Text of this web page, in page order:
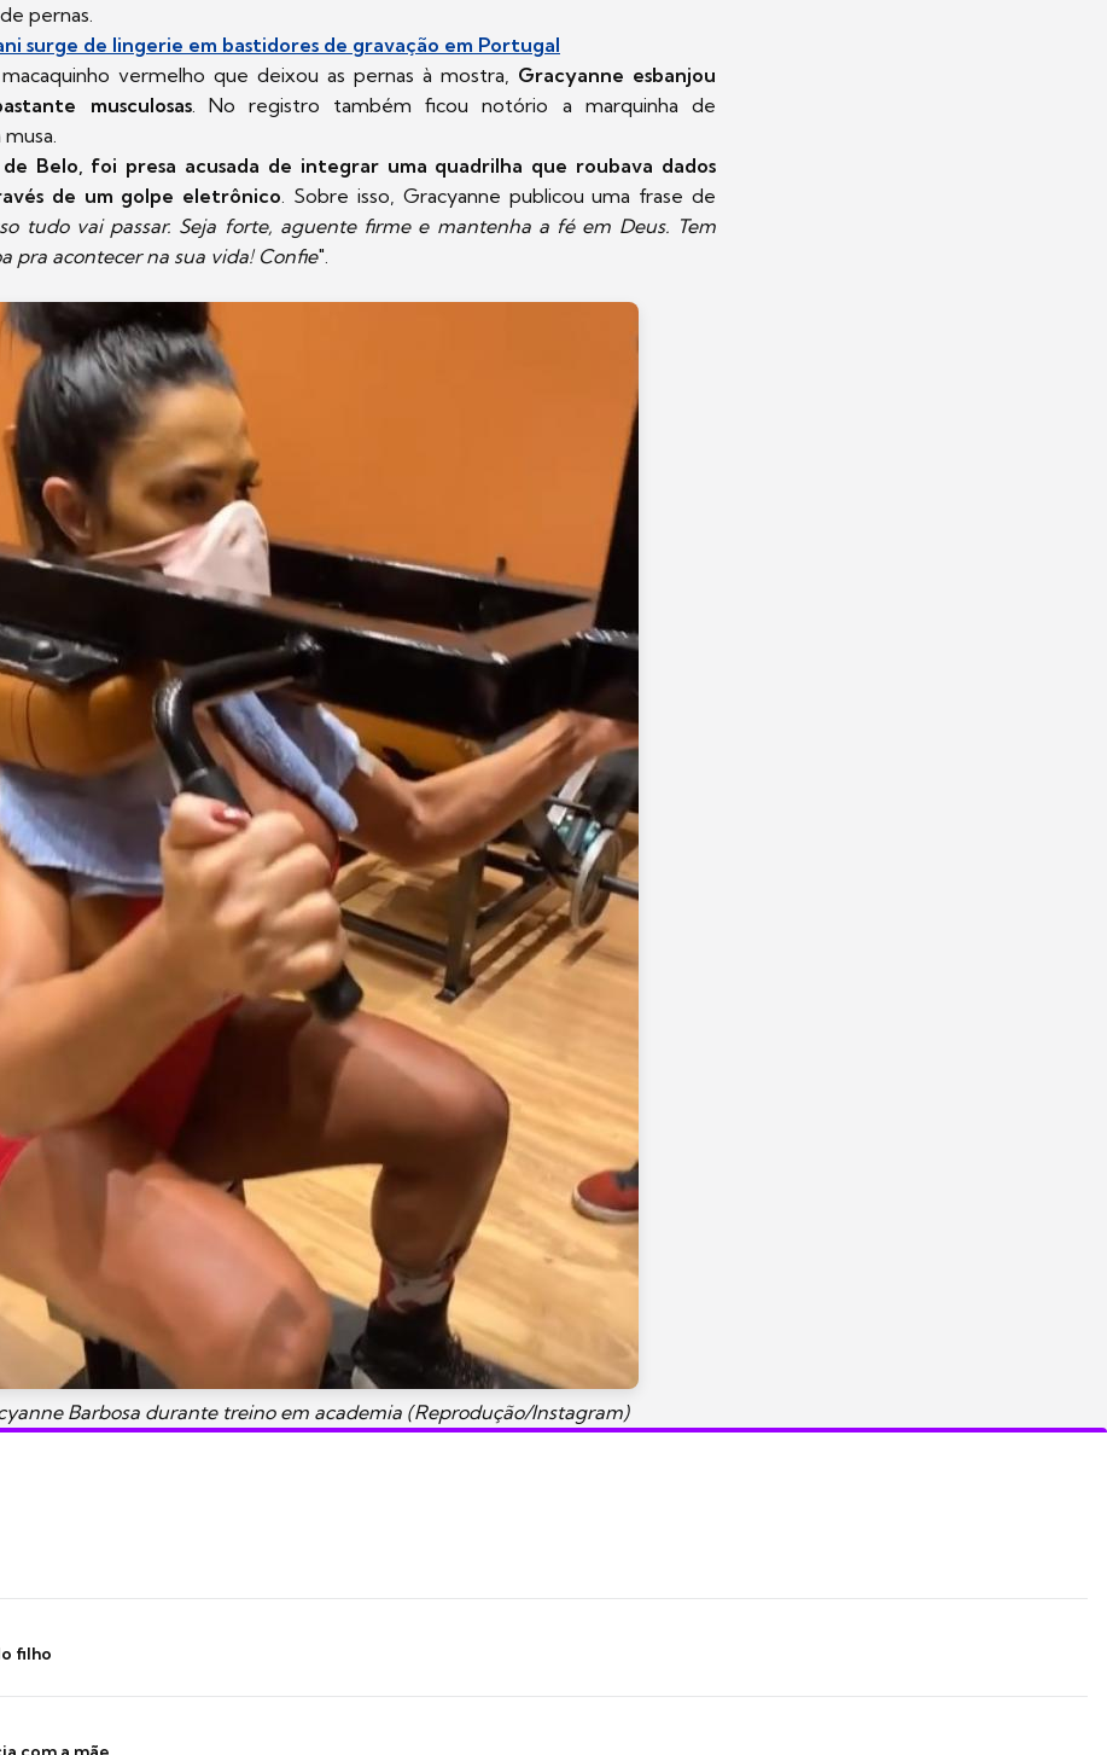
pernas.
surge de lingerie em bastidores de gravação em Portugal
vermelho que deixou as pernas à mostra, Gracyanne esbanjou
musculosas. No registro também ficou notório a marquinha de
de Belo, foi presa acusada de integrar uma quadrilha que roubava dados
de um golpe eletrônico . Sobre isso, Gracyanne publicou uma frase de
tudo vai passar. Seja forte, aguente firme e mantenha a fé em Deus. Tem
pra acontecer na sua vida! Confie".
Barbosa durante treino em academia (Reprodução/Instagram)
filho